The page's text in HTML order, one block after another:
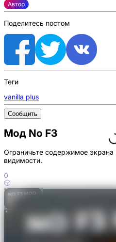
Автор
Поделитесь постом
Теги
vanilla plus
Сообщить
Мод No F3
Ограничьте содержимое экрана
видимости.
0